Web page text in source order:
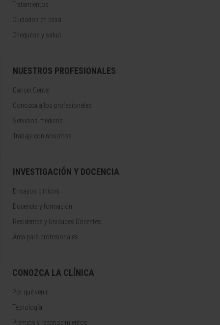
Tratamientos
Cuidados en casa
Chequeos y salud
NUESTROS PROFESIONALES
Cancer Center
Conozca a los profesionales
Servicios médicos
Trabaje con nosotros
INVESTIGACIÓN Y DOCENCIA
Ensayos clínicos
Docencia y formación
Residentes y Unidades Docentes
Área para profesionales
CONOZCA LA CLÍNICA
Por qué venir
Tecnología
Premios y reconocimientos